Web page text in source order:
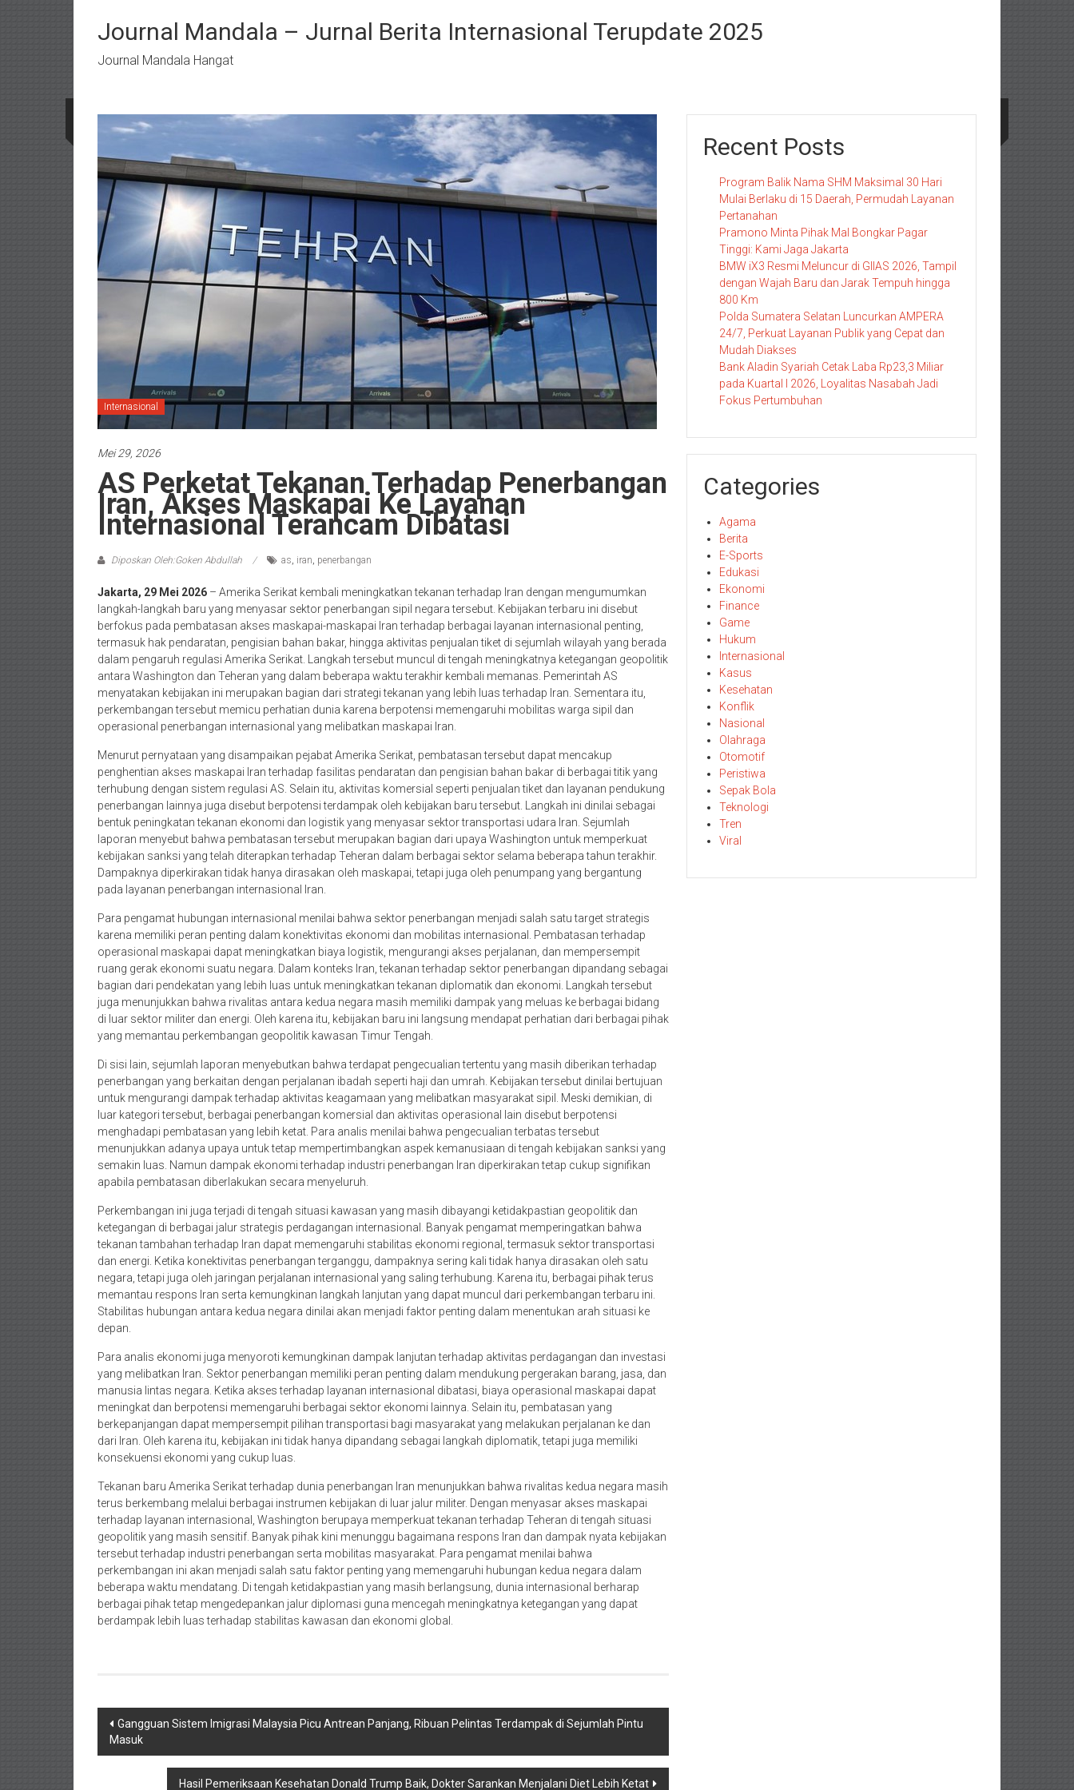
kontenJournal Mandala – Jurnal Berita Internasional Terupdate 2025
Journal Mandala Hangat
Internasional
Mei 29, 2026
AS Perketat Tekanan Terhadap Penerbangan
Iran, Akses Maskapai Ke Layanan
Internasional Terancam Dibatasi
Diposkan Oleh:Goken Abdullah as, iran, penerbangan
Jakarta, 29 Mei 2026 – Amerika Serikat kembali meningkatkan tekanan terhadap Iran dengan mengumumkan
langkah-langkah baru yang menyasar sektor penerbangan sipil negara tersebut. Kebijakan terbaru ini disebut
berfokus pada pembatasan akses maskapai-maskapai Iran terhadap berbagai layanan internasional penting,
termasuk hak pendaratan, pengisian bahan bakar, hingga aktivitas penjualan tiket di sejumlah wilayah yang berada
dalam pengaruh regulasi Amerika Serikat. Langkah tersebut muncul di tengah meningkatnya ketegangan geopolitik
antara Washington dan Teheran yang dalam beberapa waktu terakhir kembali memanas. Pemerintah AS
menyatakan kebijakan ini merupakan bagian dari strategi tekanan yang lebih luas terhadap Iran. Sementara itu,
perkembangan tersebut memicu perhatian dunia karena berpotensi memengaruhi mobilitas warga sipil dan
operasional penerbangan internasional yang melibatkan maskapai Iran.
Menurut pernyataan yang disampaikan pejabat Amerika Serikat, pembatasan tersebut dapat mencakup
penghentian akses maskapai Iran terhadap fasilitas pendaratan dan pengisian bahan bakar di berbagai titik yang
terhubung dengan sistem regulasi AS. Selain itu, aktivitas komersial seperti penjualan tiket dan layanan pendukung
penerbangan lainnya juga disebut berpotensi terdampak oleh kebijakan baru tersebut. Langkah ini dinilai sebagai
bentuk peningkatan tekanan ekonomi dan logistik yang menyasar sektor transportasi udara Iran. Sejumlah
laporan menyebut bahwa pembatasan tersebut merupakan bagian dari upaya Washington untuk memperkuat
kebijakan sanksi yang telah diterapkan terhadap Teheran dalam berbagai sektor selama beberapa tahun terakhir.
Dampaknya diperkirakan tidak hanya dirasakan oleh maskapai, tetapi juga oleh penumpang yang bergantung
pada layanan penerbangan internasional Iran.
Para pengamat hubungan internasional menilai bahwa sektor penerbangan menjadi salah satu target strategis
karena memiliki peran penting dalam konektivitas ekonomi dan mobilitas internasional. Pembatasan terhadap
operasional maskapai dapat meningkatkan biaya logistik, mengurangi akses perjalanan, dan mempersempit
ruang gerak ekonomi suatu negara. Dalam konteks Iran, tekanan terhadap sektor penerbangan dipandang sebagai
bagian dari pendekatan yang lebih luas untuk meningkatkan tekanan diplomatik dan ekonomi. Langkah tersebut
juga menunjukkan bahwa rivalitas antara kedua negara masih memiliki dampak yang meluas ke berbagai bidang
di luar sektor militer dan energi. Oleh karena itu, kebijakan baru ini langsung mendapat perhatian dari berbagai pihak
yang memantau perkembangan geopolitik kawasan Timur Tengah.
Di sisi lain, sejumlah laporan menyebutkan bahwa terdapat pengecualian tertentu yang masih diberikan terhadap
penerbangan yang berkaitan dengan perjalanan ibadah seperti haji dan umrah. Kebijakan tersebut dinilai bertujuan
untuk mengurangi dampak terhadap aktivitas keagamaan yang melibatkan masyarakat sipil. Meski demikian, di
luar kategori tersebut, berbagai penerbangan komersial dan aktivitas operasional lain disebut berpotensi
menghadapi pembatasan yang lebih ketat. Para analis menilai bahwa pengecualian terbatas tersebut
menunjukkan adanya upaya untuk tetap mempertimbangkan aspek kemanusiaan di tengah kebijakan sanksi yang
semakin luas. Namun dampak ekonomi terhadap industri penerbangan Iran diperkirakan tetap cukup signifikan
apabila pembatasan diberlakukan secara menyeluruh.
Perkembangan ini juga terjadi di tengah situasi kawasan yang masih dibayangi ketidakpastian geopolitik dan
ketegangan di berbagai jalur strategis perdagangan internasional. Banyak pengamat memperingatkan bahwa
tekanan tambahan terhadap Iran dapat memengaruhi stabilitas ekonomi regional, termasuk sektor transportasi
dan energi. Ketika konektivitas penerbangan terganggu, dampaknya sering kali tidak hanya dirasakan oleh satu
negara, tetapi juga oleh jaringan perjalanan internasional yang saling terhubung. Karena itu, berbagai pihak terus
memantau respons Iran serta kemungkinan langkah lanjutan yang dapat muncul dari perkembangan terbaru ini.
Stabilitas hubungan antara kedua negara dinilai akan menjadi faktor penting dalam menentukan arah situasi ke
depan.
Para analis ekonomi juga menyoroti kemungkinan dampak lanjutan terhadap aktivitas perdagangan dan investasi
yang melibatkan Iran. Sektor penerbangan memiliki peran penting dalam mendukung pergerakan barang, jasa, dan
manusia lintas negara. Ketika akses terhadap layanan internasional dibatasi, biaya operasional maskapai dapat
meningkat dan berpotensi memengaruhi berbagai sektor ekonomi lainnya. Selain itu, pembatasan yang
berkepanjangan dapat mempersempit pilihan transportasi bagi masyarakat yang melakukan perjalanan ke dan
dari Iran. Oleh karena itu, kebijakan ini tidak hanya dipandang sebagai langkah diplomatik, tetapi juga memiliki
konsekuensi ekonomi yang cukup luas.
Tekanan baru Amerika Serikat terhadap dunia penerbangan Iran menunjukkan bahwa rivalitas kedua negara masih
terus berkembang melalui berbagai instrumen kebijakan di luar jalur militer. Dengan menyasar akses maskapai
terhadap layanan internasional, Washington berupaya memperkuat tekanan terhadap Teheran di tengah situasi
geopolitik yang masih sensitif. Banyak pihak kini menunggu bagaimana respons Iran dan dampak nyata kebijakan
tersebut terhadap industri penerbangan serta mobilitas masyarakat. Para pengamat menilai bahwa
perkembangan ini akan menjadi salah satu faktor penting yang memengaruhi hubungan kedua negara dalam
beberapa waktu mendatang. Di tengah ketidakpastian yang masih berlangsung, dunia internasional berharap
berbagai pihak tetap mengedepankan jalur diplomasi guna mencegah meningkatnya ketegangan yang dapat
berdampak lebih luas terhadap stabilitas kawasan dan ekonomi global.
Navigasi
pos
Gangguan Sistem Imigrasi Malaysia Picu Antrean Panjang, Ribuan Pelintas Terdampak di Sejumlah Pintu
Masuk
Hasil Pemeriksaan Kesehatan Donald Trump Baik, Dokter Sarankan Menjalani Diet Lebih Ketat
Recent Posts
Program Balik Nama SHM Maksimal 30 Hari
Mulai Berlaku di 15 Daerah, Permudah Layanan
Pertanahan
Pramono Minta Pihak Mal Bongkar Pagar
Tinggi: Kami Jaga Jakarta
BMW iX3 Resmi Meluncur di GIIAS 2026, Tampil
dengan Wajah Baru dan Jarak Tempuh hingga
800 Km
Polda Sumatera Selatan Luncurkan AMPERA
24/7, Perkuat Layanan Publik yang Cepat dan
Mudah Diakses
Bank Aladin Syariah Cetak Laba Rp23,3 Miliar
pada Kuartal I 2026, Loyalitas Nasabah Jadi
Fokus Pertumbuhan
Categories
Agama
Berita
E-Sports
Edukasi
Ekonomi
Finance
Game
Hukum
Internasional
Kasus
Kesehatan
Konflik
Nasional
Olahraga
Otomotif
Peristiwa
Sepak Bola
Teknologi
Tren
Viral